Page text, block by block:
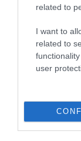
related to
I want to
related to
user